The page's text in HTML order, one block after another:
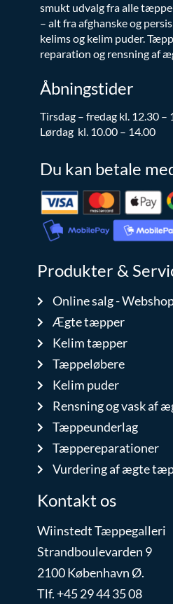
smukt udvalg fra alle
– alt fra afghanske og
kelims og kelim puder.
reparation og rensning af
Åbningstider
Tirsdag – fredag kl. 12.30 –
Lørdag kl. 10.00 – 14.00
Du kan betale
Produkter &
Online salg -
Ægte tæpper
Kelim tæpper
Tæppeløbere
Kelim puder
Rensning og vask af
Tæppeunderlag
Tæppereparationer
Vurdering af ægte
Kontakt os
Wiinstedt Tæppegalleri
Strandboulevarden 9
2100 København Ø.
Tlf. +45 29 44 35 08